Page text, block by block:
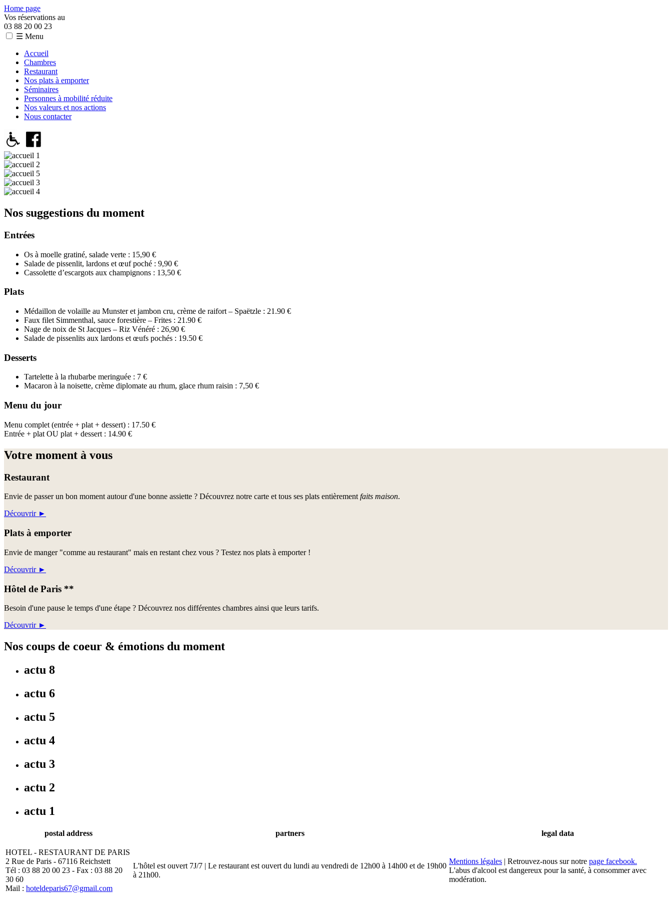
Home page
Vos réservations au
03 88 20 00 23
☰ Menu
Accueil
Chambres
Restaurant
Nos plats à emporter
Séminaires
Personnes à mobilité réduite
Nos valeurs et nos actions
Nous contacter
Nos suggestions du moment
Entrées
Os à moelle gratiné, salade verte : 15,90 €
Salade de pissenlit, lardons et œuf poché : 9,90 €
Cassolette d’escargots aux champignons : 13,50 €
Plats
Médaillon de volaille au Munster et jambon cru, crème de raifort – Spaëtzle : 21.90 €
Faux filet Simmenthal, sauce forestière – Frites : 21.90 €
Nage de noix de St Jacques – Riz Vénéré : 26,90 €
Salade de pissenlits aux lardons et œufs pochés : 19.50 €
Desserts
Tartelette à la rhubarbe meringuée : 7 €
Macaron à la noisette, crème diplomate au rhum, glace rhum raisin : 7,50 €
Menu du jour
Menu complet (entrée + plat + dessert) : 17.50 €
Entrée + plat OU plat + dessert : 14.90 €
Votre moment à vous
Restaurant
Envie de passer un bon moment autour d'une bonne assiette ? Découvrez notre carte et tous ses plats entièrement faits maison.
Découvrir►
Plats à emporter
Envie de manger "comme au restaurant" mais en restant chez vous ? Testez nos plats à emporter !
Découvrir►
Hôtel de Paris **
Besoin d'une pause le temps d'une étape ? Découvrez nos différentes chambres ainsi que leurs tarifs.
Découvrir►
Nos coups de coeur & émotions du moment
actu 8
actu 6
actu 5
actu 4
actu 3
actu 2
actu 1
postal address partners legal data
HOTEL - RESTAURANT DE PARIS
2 Rue de Paris - 67116 Reichstett
Tél : 03 88 20 00 23 - Fax : 03 88 20
30 60
Mail : hoteldeparis67@gmail.com
L'hôtel est ouvert 7J/7 | Le restaurant est ouvert du lundi au vendredi de 12h00 à 14h00 et de 19h00
à 21h00.
Mentions légales | Retrouvez-nous sur notre page facebook.
L'abus d'alcool est dangereux pour la santé, à consommer avec
modération.